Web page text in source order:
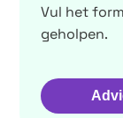
Vul het
geholpen.